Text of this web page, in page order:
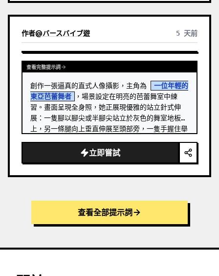
作者@バースバイブ遊 5 天前
查看完整提示詞
創作一張逼真的直式人像攝影，主角為
一位年輕的
東亞芭蕾舞者
，場景設定在明亮的芭蕾舞室中練
習。畫面呈現全身照，她正展現優雅的站立針式伸
展：一隻腳以腳尖或半腳尖站立於灰色的舞室地板
上，另一條腿向上垂直伸展至頭部旁，一隻手握住舉
立即嘗試
查看全部提示詞